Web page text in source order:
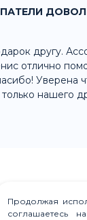
Продолжая
соглашаетесь